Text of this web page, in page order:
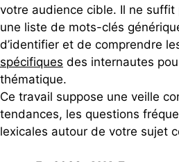
votre audience cible. Il ne
une liste de mots-clés
d’identifier et de comprendre
spécifiques des internautes
thématique.
Ce travail suppose une veille
tendances, les questions
lexicales autour de votre sujet